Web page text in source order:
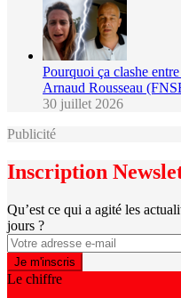
Pourquoi ça clashe
Arnaud Rousseau
30 juillet 2026
Publicité
Inscription
Qu’est ce qui a agité les
jours ?
Le chiffre